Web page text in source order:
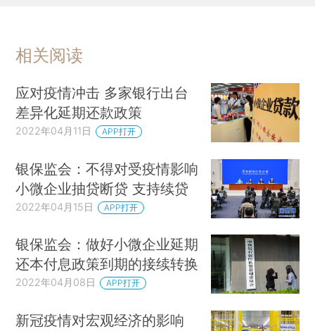
相关阅读
应对疫情冲击 多家银行出台
差异化延期还款政策
2022年04月11日 APP打开
银保监会：不得对受疫情影响
小微企业抽贷断贷 支持续贷
2022年04月15日 APP打开
银保监会：做好小微企业延期
还本付息政策到期的接续转换
2022年04月08日 APP打开
新冠疫情对宏观经济的影响